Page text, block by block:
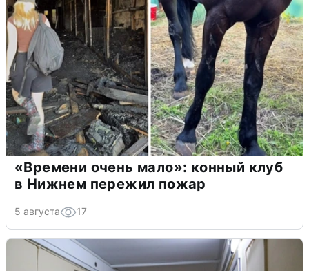
«Времени очень мало»: конный клуб
в Нижнем пережил пожар
5 августа 17